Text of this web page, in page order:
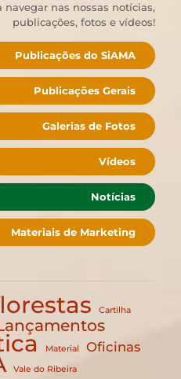
nas nossas notícias,
publicações, fotos e vídeos!
Publicações do SiAMA
Publicações Gerais
Galerias de Fotos
Vídeos
Notícias
Materiais de Marketing
Cartilha
Material Oficinas
Vale do Ribeira